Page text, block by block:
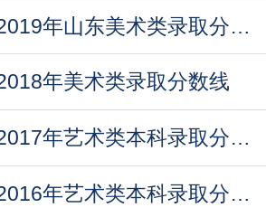
武汉理工大学2019年山东美术类录取分数线
年美术类录取分数线
武汉理工大学2017年艺术类本科录取分数线
武汉理工大学2016年艺术类本科录取分数线